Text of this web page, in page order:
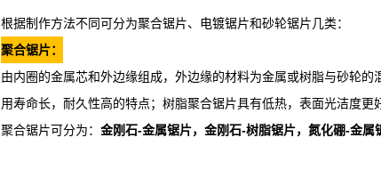
根据制作方法不同可分为聚合锯片、电镀锯片和砂轮锯片几类：
聚合锯片：
由内圈的金属芯和外边缘组成，外边缘的材料为金属或树脂与砂轮
用寿命长，耐久性高的特点；树脂聚合锯片具有低热，表面光洁度更
聚合锯片可分为： 金刚石-金属锯片，金刚石-树脂锯片，氮化硼-金属